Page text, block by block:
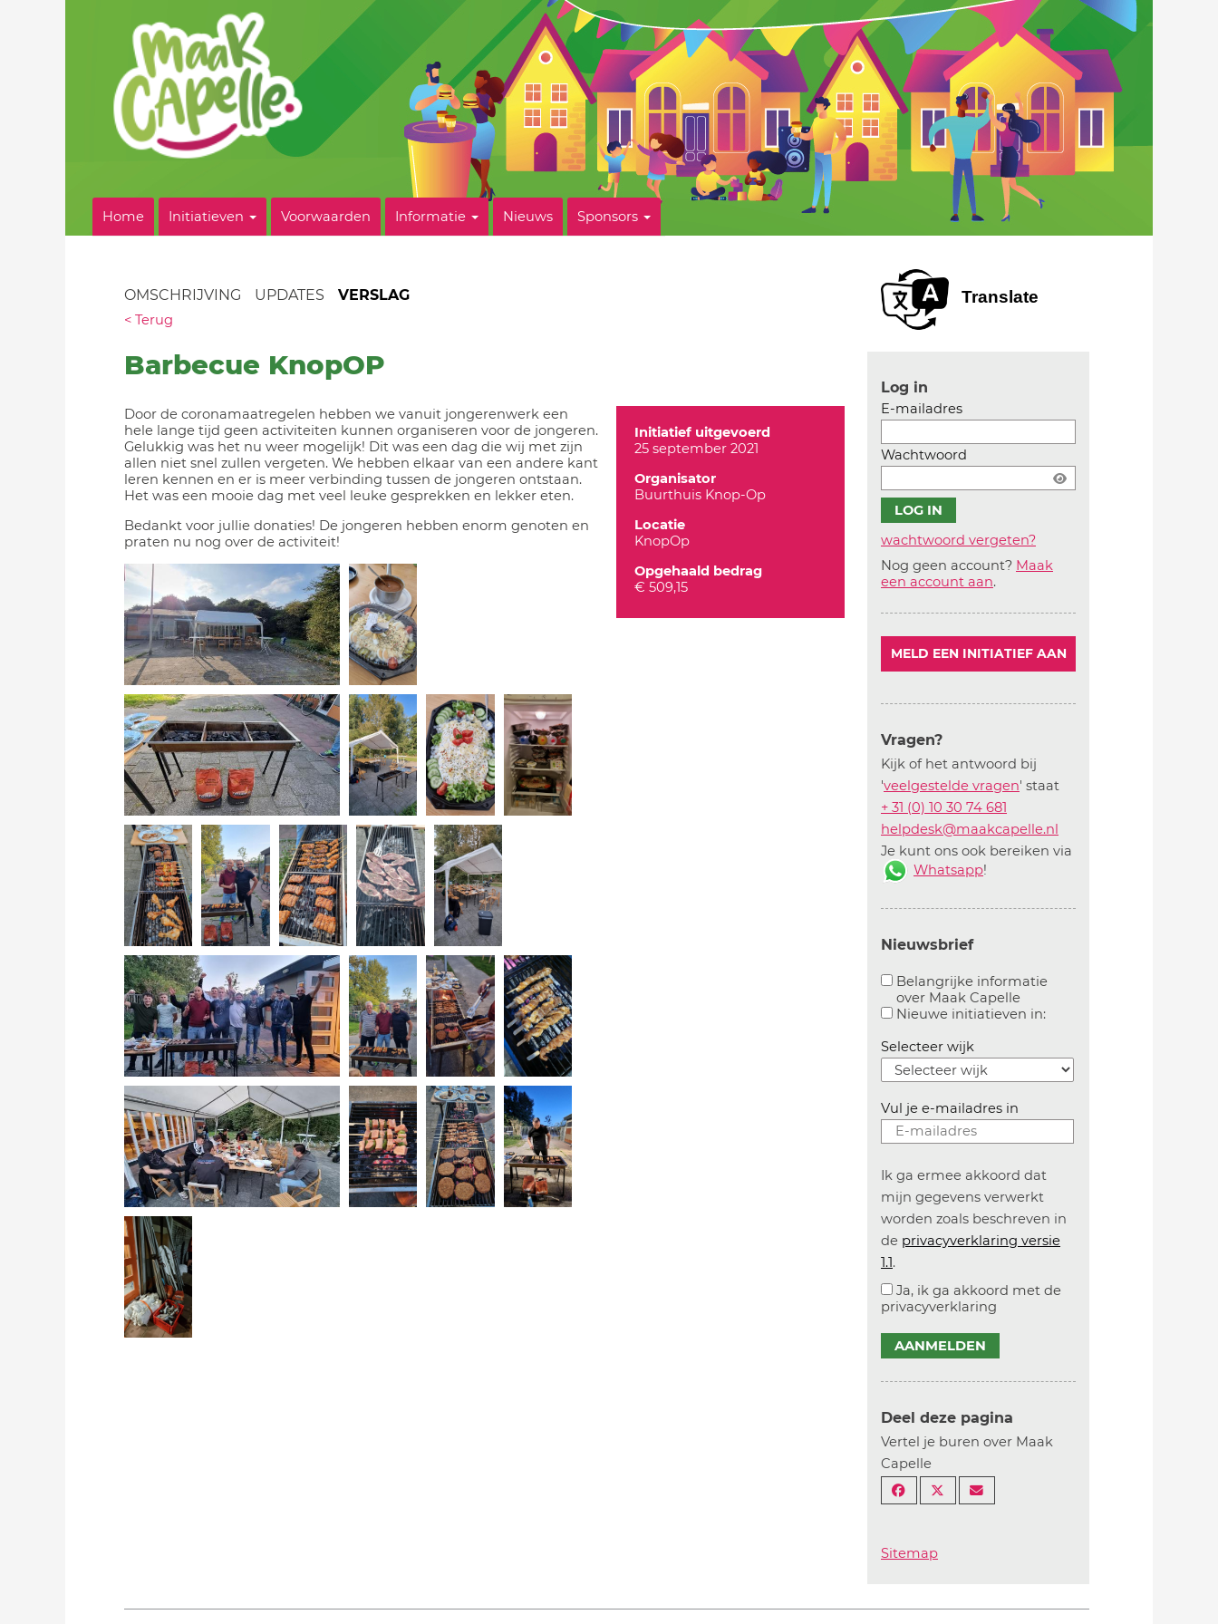
Home Initiatieven Voorwaarden Informatie Nieuws Sponsors
OMSCHRIJVING UPDATES VERSLAG
< Terug
Barbecue KnopOP
Door de coronamaatregelen hebben we vanuit jongerenwerk een
hele lange tijd geen activiteiten kunnen organiseren voor de jongeren.
Gelukkig was het nu weer mogelijk! Dit was een dag die wij met zijn
allen niet snel zullen vergeten. We hebben elkaar van een andere kant
leren kennen en er is meer verbinding tussen de jongeren ontstaan.
Het was een mooie dag met veel leuke gesprekken en lekker eten.
Bedankt voor jullie donaties! De jongeren hebben enorm genoten en
praten nu nog over de activiteit!
Initiatief uitgevoerd
25 september 2021
Organisator
Buurthuis Knop-Op
Locatie
KnopOp
Opgehaald bedrag
€ 509,15
Translate
Log in
E-mailadres
Wachtwoord
wachtwoord vergeten?
Nog geen account? Maak
een account aan.
MELD EEN INITIATIEF AAN
Vragen?
Kijk of het antwoord bij
'veelgestelde vragen' staat
+ 31 (0) 10 30 74 681
helpdesk@maakcapelle.nl
Je kunt ons ook bereiken via
Whatsapp!
Nieuwsbrief
Belangrijke informatie
over Maak Capelle
Aanvinken om belangrijke informatie over
Nieuwe initiatieven in:Aanvinken om
Selecteer wijk
Vul je e-mailadres in
Ik ga ermee akkoord dat
mijn gegevens verwerkt
worden zoals beschreven in
de privacyverklaring versie
1.1.
Ja, ik ga akkoord met de
privacyverklaring
AANMELDEN
Deel deze pagina
Vertel je buren over Maak
Capelle
Sitemap